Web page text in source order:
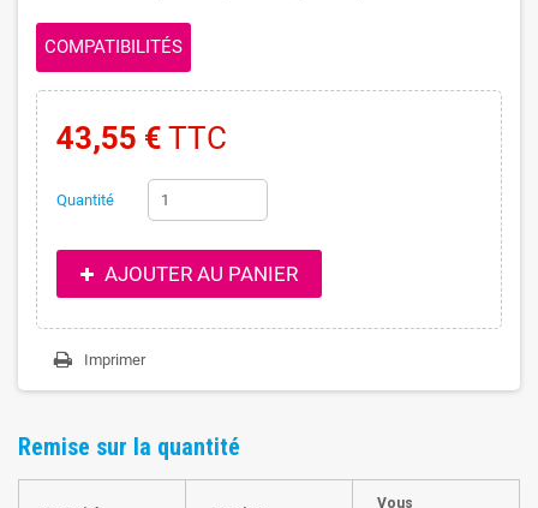
COMPATIBILITÉS
43,55 € TTC
Quantité
AJOUTER AU PANIER
Imprimer
Remise sur la quantité
Vous